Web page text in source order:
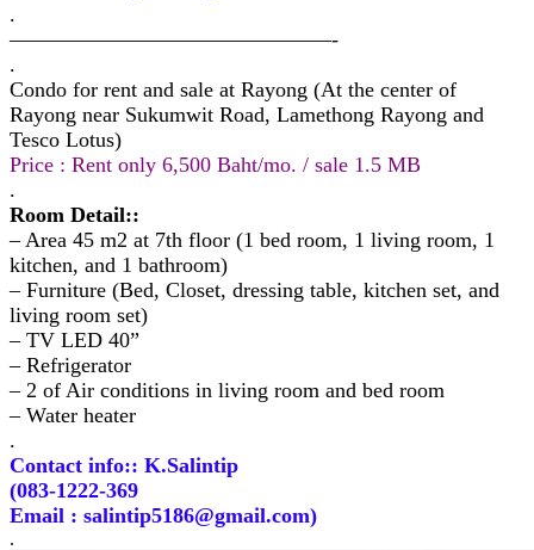
.
———————————————-
.
Condo for rent and sale at Rayong (At the center of
Rayong near Sukumwit Road, Lamethong Rayong and
Tesco Lotus)
Price : Rent only 6,500 Baht/mo. / sale 1.5 MB
.
Room Detail::
– Area 45 m2 at 7th floor (1 bed room, 1 living room, 1
kitchen, and 1 bathroom)
– Furniture (Bed, Closet, dressing table, kitchen set, and
living room set)
– TV LED 40”
– Refrigerator
– 2 of Air conditions in living room and bed room
– Water heater
.
Contact info:: K.Salintip
(083-1222-369
Email : salintip5186@gmail.com)
.